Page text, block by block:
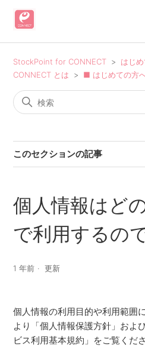
StockPoint for CONNECT
はじ
CONNECT とは
■ はじめての方
このセクションの記事
個人情報はど
で利用するの
1 年前 更新
個人情報の利用目的や利用範囲
より「個人情報保護方針」およ
ビス利用基本規約」をご覧くださ